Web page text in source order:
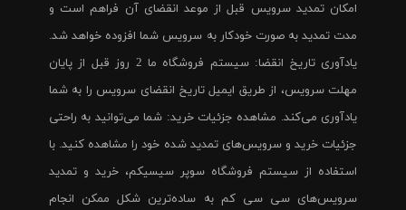
امکان تمدید سرویس قبل از موعد انقضای آن فراهم است و
مدت تمدید به صورت خودکار به سرویس شما افزوده خواهد شد.
یادآوری تاریخ انقضا: سیستم فروشگاه ما 2 روز قبل از پایان
مهلت سرویس، از طریق ایمیل تاریخ انقضای سرویس را به شما
یادآوری می‌کند. مشاهده جزئیات خرید: شما می‌توانید به راحتی
جزئیات خرید و سرویس‌های تمدید شده خود را مشاهده کنید. با
استفاده از سیستم فروشگاه سوپر سیسیکم، خرید و تمدید
سرویس‌های سی سی کم به ساده‌ترین شکل ممکن انجام